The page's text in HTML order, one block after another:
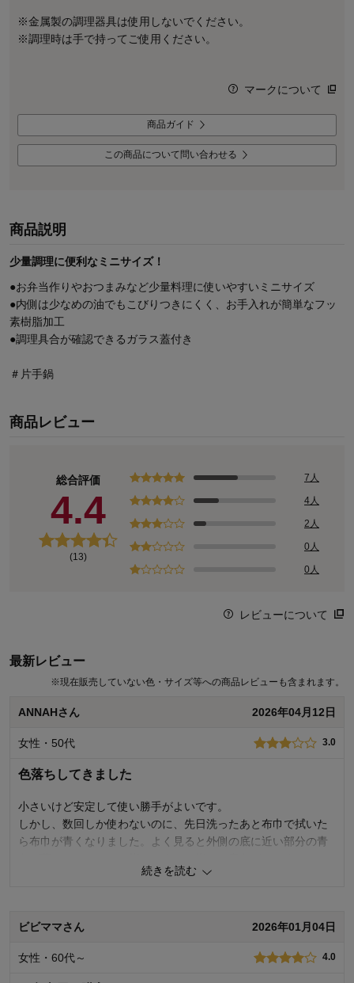
※金属製の調理器具は使用しないでください。
※調理時は手で持ってご使用ください。
マークについて
商品ガイド
この商品について問い合わせる
商品説明
少量調理に便利なミニサイズ！
●お弁当作りやおつまみなど少量料理に使いやすいミニサイズ
●内側は少なめの油でもこびりつきにくく、お手入れが簡単なフッ
素樹脂加工
●調理具合が確認できるガラス蓋付き
＃片手鍋
商品レビュー
総合評価
4.4
(13)
7人
4人
2人
0人
0人
レビューについて
最新レビュー
※現在販売していない色・サイズ等への商品レビューも含まれます。
ANNAHさん 2026年04月12日
女性・50代 3.0
色落ちしてきました
小さいけど安定して使い勝手がよいです。
しかし、数回しか使わないのに、先日洗ったあと布巾で拭いた
ら布巾が青くなりました。よく見ると外側の底に近い部分の青
洗う前は、お湯を沸かしてブロッコリーを茹でただけで、水洗
内側に問題なさそうなので、今日もお湯を沸かすのに使いまし
ょうか･･･
続きを読む
ビビママさん 2026年01月04日
女性・60代～ 4.0